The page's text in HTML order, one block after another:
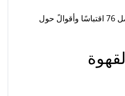
أسمح لنا بتصفحك أفضل 76 اقتباسًا وأقوالً حول